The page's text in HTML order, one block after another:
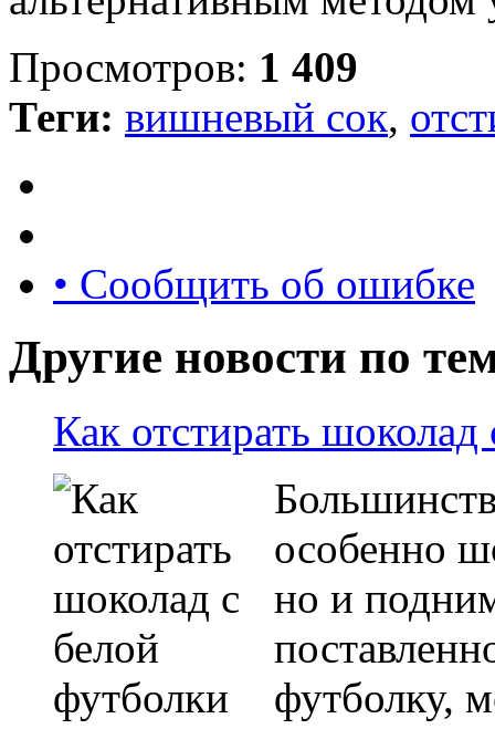
Просмотров: 1 409
Теги: вишневый сок,
• Сообщить об ошибке
Другие новости по
Как отстирать
особенно
но и
футболку,